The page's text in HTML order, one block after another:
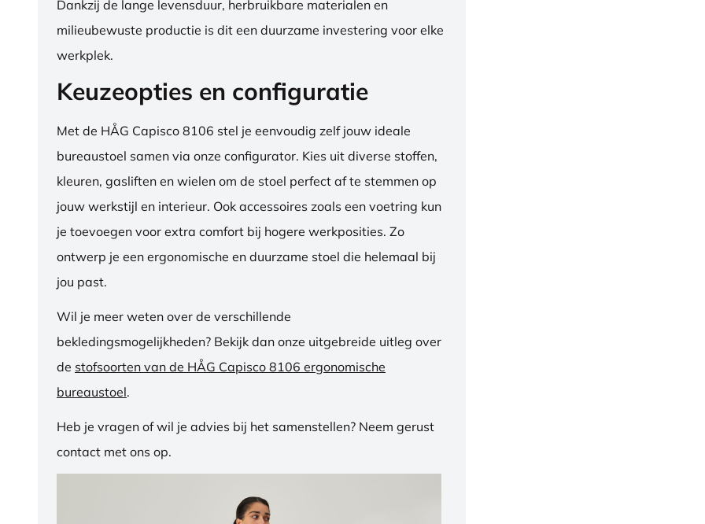
Dankzij de lange levensduur, herbruikbare materialen en
milieubewuste productie is dit een duurzame investering voor elke
werkplek.
Keuzeopties en configuratie
Met de HÅG Capisco 8106 stel je eenvoudig zelf jouw ideale
bureaustoel samen via onze configurator. Kies uit diverse stoffen,
kleuren, gasliften en wielen om de stoel perfect af te stemmen op
jouw werkstijl en interieur. Ook accessoires zoals een voetring kun
je toevoegen voor extra comfort bij hogere werkposities. Zo
ontwerp je een ergonomische en duurzame stoel die helemaal bij
jou past.
Wil je meer weten over de verschillende
bekledingsmogelijkheden? Bekijk dan onze uitgebreide uitleg over
de stofsoorten van de HÅG Capisco 8106 ergonomische
bureaustoel.
Heb je vragen of wil je advies bij het samenstellen? Neem gerust
contact met ons op.